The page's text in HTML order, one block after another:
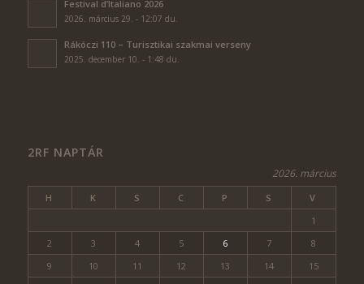
Festival d’Italiano 2026
2026. március 29. - 12:07 du.
Rákóczi 110 – Turisztikai szakmai verseny
2025. december 10. - 1:48 du.
2RF NAPTÁR
2026. március
H K S C P S
V
1
2
3 4 5 6 7
8
9
10 11 12 13 14
15